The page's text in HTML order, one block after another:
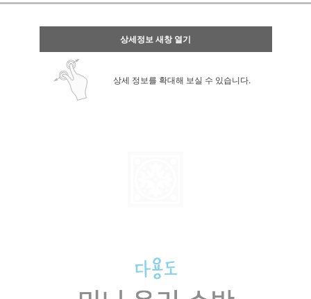
상세정보 새창 열기
상세 정보를 확대해 보실 수 있습니다.